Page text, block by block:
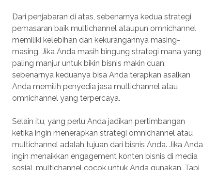
Dari penjabaran di atas, sebenarnya kedua strategi
pemasaran baik multichannel ataupun omnichannel
memiliki kelebihan dan kekurangannya masing-
masing. Jika Anda masih bingung strategi mana yang
paling manjur untuk bikin bisnis makin cuan,
sebenarnya keduanya bisa Anda terapkan asalkan
Anda memilih penyedia jasa multichannel atau
omnichannel yang terpercaya.
Selain itu, yang perlu Anda jadikan pertimbangan
ketika ingin menerapkan strategi omnichannel atau
multichannel adalah tujuan dari bisnis Anda. Jika Anda
ingin menaikkan engagement konten bisnis di media
sosial, multichannel cocok untuk Anda gunakan. Tapi,